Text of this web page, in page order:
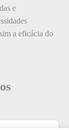
e
a eficácia do